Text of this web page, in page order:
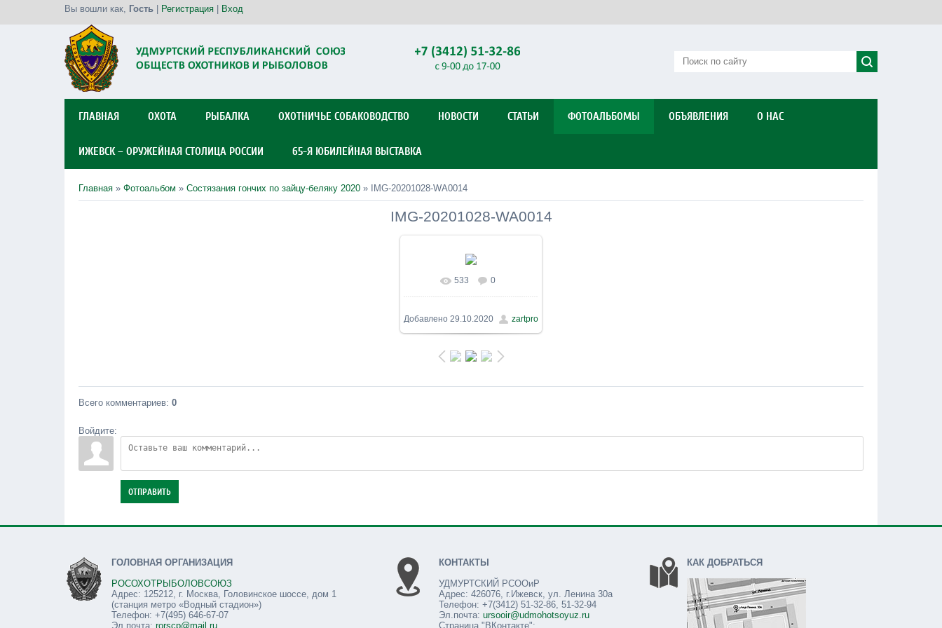
Вы вошли как, Гость Регистрация Вход
ГЛАВНАЯ ОХОТА РЫБАЛКА ОХОТНИЧЬЕ СОБАКОВОДСТВО НОВОСТИ СТАТЬИ ФОТОАЛЬБОМЫ ОБЪЯВЛЕНИЯ О НАС
ИЖЕВСК – ОРУЖЕЙНАЯ СТОЛИЦА РОССИИ 65-Я ЮБИЛЕЙНАЯ ВЫСТАВКА
Главная » Фотоальбом » Состязания гончих по зайцу-беляку 2020 » IMG-20201028-WA0014
IMG-20201028-WA0014
В реальном размере
1040x780/ 160.3Kb
533 0
Добавлено 29.10.2020 zartpro
Всего комментариев: 0
Войдите:
ОТПРАВИТЬ
ГОЛОВНАЯ ОРГАНИЗАЦИЯ
РОСОХОТРЫБОЛОВСОЮЗ
Адрес: 125212, г. Москва, Головинское шоссе, дом 1
(станция метро «Водный стадион»)
Телефон: +7(495) 646-67-07
Эл.почта: rorscp@mail.ru
КОНТАКТЫ
УДМУРТСКИЙ РСООиР
Адрес: 426076, г.Ижевск, ул. Ленина 30а
Телефон: +7(3412) 51-32-86, 51-32-94
Эл.почта: ursooir@udmohotsoyuz.ru
Страница "ВКонтакте":
КАК ДОБРАТЬСЯ